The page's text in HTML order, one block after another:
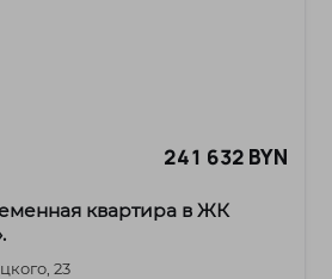
241 632 BYN
квартира в ЖК
23